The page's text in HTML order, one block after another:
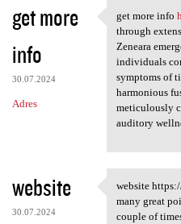
get more
info
30.07.2024
Adres
get more
get more info
through
Zeneara
individuals
symptoms of
harmonious
meticulously
auditory
website
30.07.2024
website
website
many great
couple of